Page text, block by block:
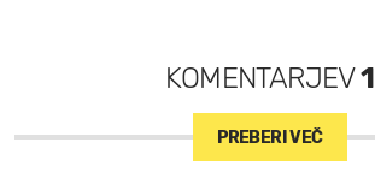
KOMENTARJEV1
PREBERI VEČ